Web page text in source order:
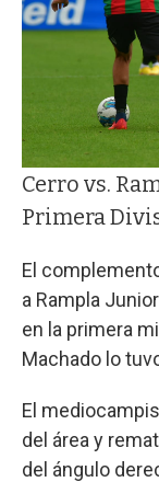
Cerro vs.
Primera
El
a Rampla
en la primera
Machado lo
El
del área y
del ángulo